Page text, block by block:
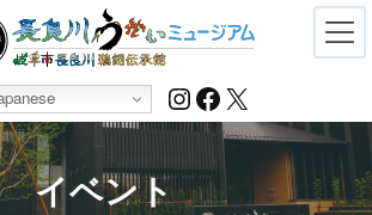
Instagram
Facebook
X
イベント